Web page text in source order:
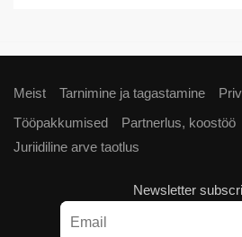
Meist Tarnimine ja tagastamine
Tööpakkumised
Partnerlus, koostöö
Juriidiline arve taotlus
Newsletter